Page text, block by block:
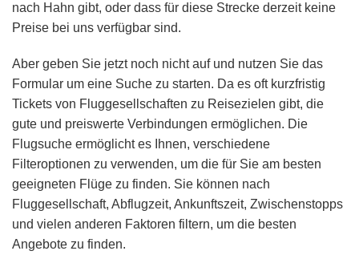
nach Hahn gibt, oder dass für diese Strecke derzeit keine
Preise bei uns verfügbar sind.
Aber geben Sie jetzt noch nicht auf und nutzen Sie das
Formular um eine Suche zu starten. Da es oft kurzfristig
Tickets von Fluggesellschaften zu Reisezielen gibt, die
gute und preiswerte Verbindungen ermöglichen. Die
Flugsuche ermöglicht es Ihnen, verschiedene
Filteroptionen zu verwenden, um die für Sie am besten
geeigneten Flüge zu finden. Sie können nach
Fluggesellschaft, Abflugzeit, Ankunftszeit, Zwischenstopps
und vielen anderen Faktoren filtern, um die besten
Angebote zu finden.